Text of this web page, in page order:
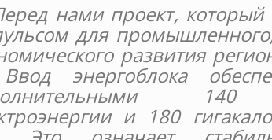
нами проект,
для
развития
энергоблока
140
и 180